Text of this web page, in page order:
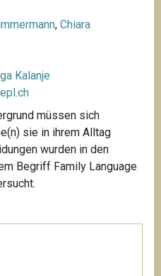
, Chiara
Kalanje
müssen sich
sie in ihrem Alltag
wurden in den
Begriff Family Language